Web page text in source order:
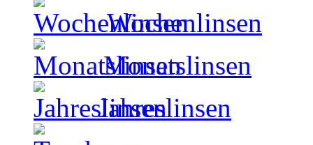
Wochenlinsen
Monatslinsen
Jahreslinsen